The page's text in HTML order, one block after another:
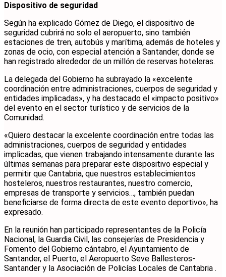
Dispositivo de seguridad
Según ha explicado Gómez de Diego, el dispositivo de
seguridad cubrirá no solo el aeropuerto, sino también
estaciones de tren, autobús y marítima, además de hoteles y
zonas de ocio, con especial atención a Santander, donde se
han registrado alrededor de un millón de reservas hoteleras.
La delegada del Gobierno ha subrayado la «excelente
coordinación entre administraciones, cuerpos de seguridad y
entidades implicadas», y ha destacado el «impacto positivo»
del evento en el sector turístico y de servicios de la
Comunidad.
«Quiero destacar la excelente coordinación entre todas las
administraciones, cuerpos de seguridad y entidades
implicadas, que vienen trabajando intensamente durante las
últimas semanas para preparar este dispositivo especial y
permitir que Cantabria, que nuestros establecimientos
hosteleros, nuestros restaurantes, nuestro comercio,
empresas de transporte y servicios…, también puedan
beneficiarse de forma directa de este evento deportivo», ha
expresado.
En la reunión han participado representantes de la Policía
Nacional, la Guardia Civil, las consejerías de Presidencia y
Fomento del Gobierno cántabro, el Ayuntamiento de
Santander, el Puerto, el Aeropuerto Seve Ballesteros-
Santander y la Asociación de Policías Locales de Cantabria .